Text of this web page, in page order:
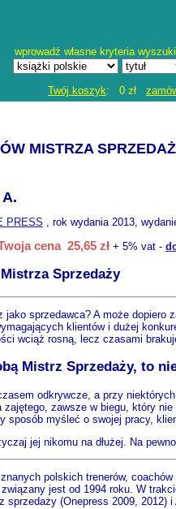
wprowadź własne kryteria
Twój koszyk: 0 zł
MISTRZA
PRESS , rok wydania 2013, wydanie
cena 25,65 zł + 5% vat -
Sprzedaży
jako sprzedawca? A może
klientów i dużej
wciąż rosną, lecz czasami
Mistrz Sprzedaży, to
odkrywcze, a przy
zawsze w biegu, który
sposób myśleć o swojej pracy,
jej nikomu na dłużej. Na
polskich trenerów,
jest od 1994 roku. W
(Onepress 2009, 2012)